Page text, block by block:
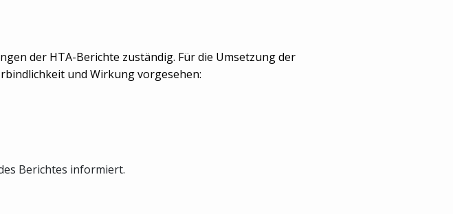
der HTA-Berichte zuständig. Für die Umsetzung der
und Wirkung vorgesehen:
Berichtes informiert.